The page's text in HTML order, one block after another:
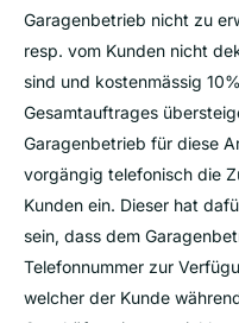
Garagenbetrieb nicht zu
resp. vom Kunden nicht
sind und kostenmässig
Gesamtauftrages
Garagenbetrieb für diese
vorgängig telefonisch die
Kunden ein. Dieser hat
sein, dass dem
Telefonnummer zur
welcher der Kunde